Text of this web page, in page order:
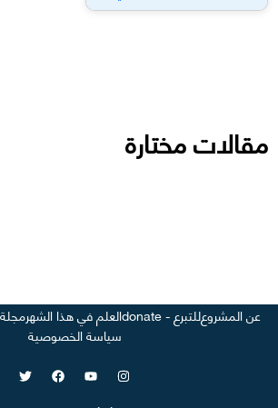
مقالات مختارة
عن المشروعللتبرع - donate العلم في هذا الشهر
سياسة الخصوصية